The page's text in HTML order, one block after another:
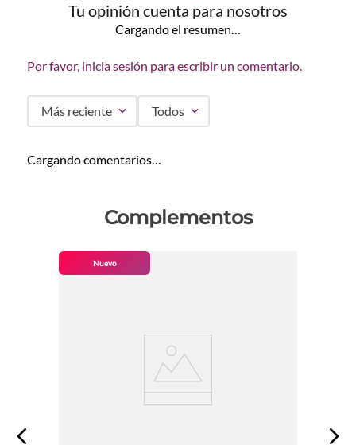
Tu opinión cuenta para nosotros
Cargando el resumen…
Por favor, inicia sesión para escribir un comentario.
Más reciente Todos
Cargando comentarios…
Complementos
Nuevo